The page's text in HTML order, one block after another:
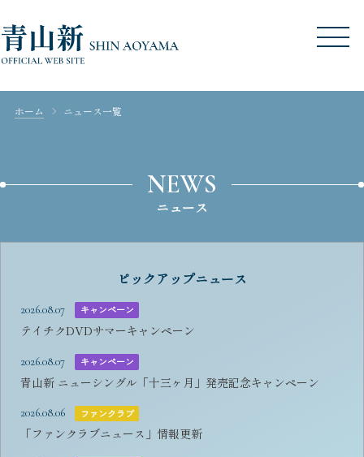
ホーム ニュース一覧
NEWS
ニュース
ピックアップニュース
2026.08.07 キャンペーン
テイチクDVDサマーキャンペーン
2026.08.07 キャンペーン
青山新 ニューシングル「十三ヶ月」発売記念キャンペーン
2026.08.06 ファンクラブ
「ファンクラブニュース」情報更新